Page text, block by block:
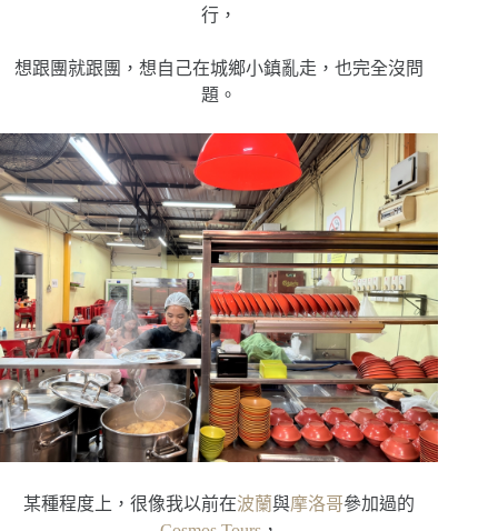
行，
想跟團就跟團，想自己在城鄉小鎮亂走，也完全沒問
題。
某種程度上，很像我以前在波蘭與摩洛哥參加過的